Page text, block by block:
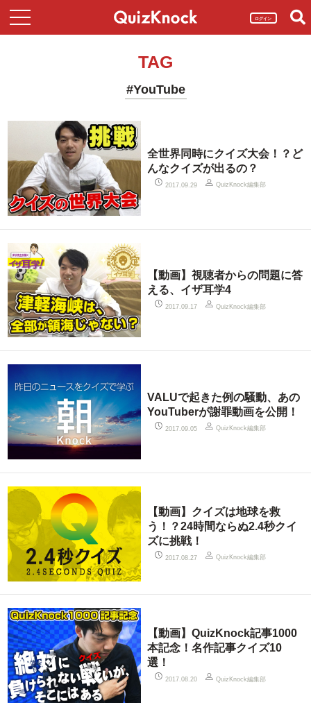
ログイン
TAG
#YouTube
全世界同時にクイズ大会！？ど
んなクイズが出るの？
2017.09.29 QuizKnock編集部
【動画】視聴者からの問題に答
える、イザ耳学4
2017.09.17 QuizKnock編集部
VALUで起きた例の騒動、あの
YouTuberが謝罪動画を公開！
2017.09.05 QuizKnock編集部
【動画】クイズは地球を救
う！？24時間ならぬ2.4秒クイ
ズに挑戦！
2017.08.27 QuizKnock編集部
【動画】QuizKnock記事1000
本記念！名作記事クイズ10
選！
2017.08.20 QuizKnock編集部